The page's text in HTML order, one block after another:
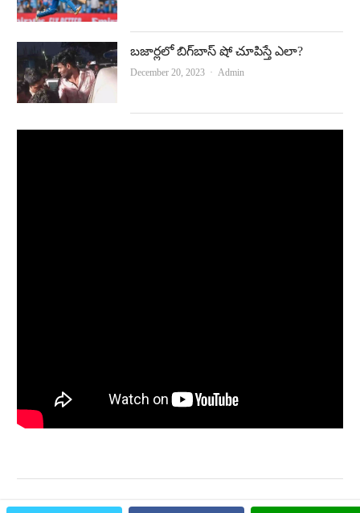
బజార్లలో బిగ్‌బాస్‌ షో చూపిస్తే ఎలా?
December 20, 2023 Author
Admin